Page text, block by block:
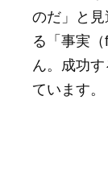
のだ」と
る「事実
ん。成功
ています。